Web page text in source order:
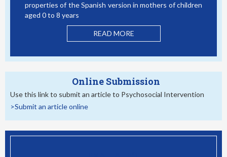
properties of the Spanish version in mothers of children
aged 0 to 8 years
READ MORE
Online Submission
Use this link to submit an article to Psychosocial Intervention
>Submit an article online